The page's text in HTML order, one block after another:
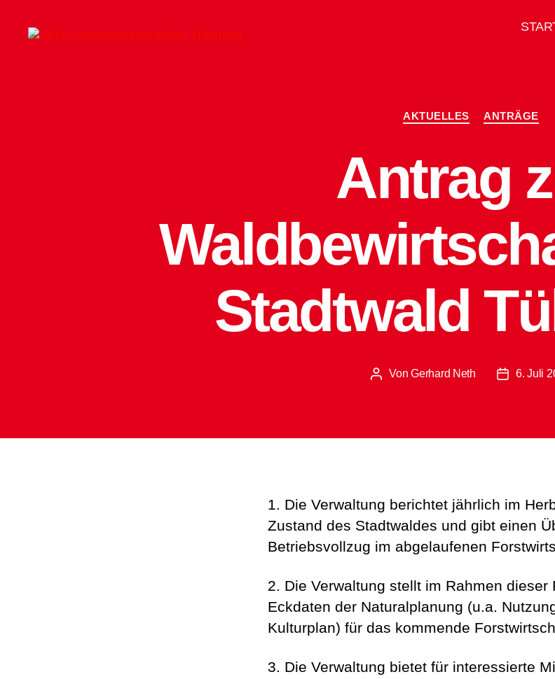
SPD-
Kategorien
AKTUELLES ANTRÄGE
Antrag
Stadtwald
Beitragsautor
VonGerhard Neth 6. Juli
1. Die Verwaltung berichtet jährlich im
Zustand des Stadtwaldes und gibt einen
Betriebsvollzug im abgelaufenen
2. Die Verwaltung stellt im Rahmen dieser
Eckdaten der Naturalplanung (u.a.
Kulturplan) für das kommende
3. Die Verwaltung bietet für interessierte